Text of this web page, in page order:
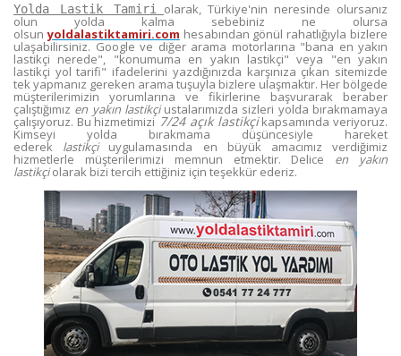
Yolda Lastik Tamiri olarak, Türkiye'nin neresinde olursanız
olun yolda kalma sebebiniz ne olursa
olsunyoldalastiktamiri.com hesabından gönül rahatlığıyla bizlere
ulaşabilirsiniz. Google ve diğer arama motorlarına "bana en yakın
lastikçi nerede", "konumuma en yakın lastikçi" veya "en yakın
lastikçi yol tarifi" ifadelerini yazdığınızda karşınıza çıkan sitemizde
tek yapmanız gereken arama tuşuyla bizlere ulaşmaktır. Her bölgede
müşterilerimizin yorumlarına ve fikirlerine başvurarak beraber
çalıştığımız en yakın lastikçiustalarımızda sizleri yolda bırakmamaya
çalışıyoruz. Bu hizmetimizi 7/24 açık lastikçikapsamında veriyoruz.
Kimseyi yolda bırakmama düşüncesiyle hareket
ederek lastikçi uygulamasında en büyük amacımız verdiğimiz
hizmetlerle müşterilerimizi memnun etmektir. Delice en yakın
lastikçiolarak bizi tercih ettiğiniz için teşekkür ederiz.